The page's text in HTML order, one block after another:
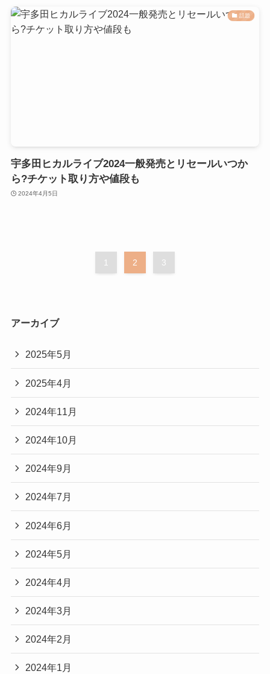
話題
宇多田ヒカルライブ2024一般発売とリセールいつか
ら?チケット取り方や値段も
2024年4月5日
1 2 3
アーカイブ
2025年5月
2025年4月
2024年11月
2024年10月
2024年9月
2024年7月
2024年6月
2024年5月
2024年4月
2024年3月
2024年2月
2024年1月